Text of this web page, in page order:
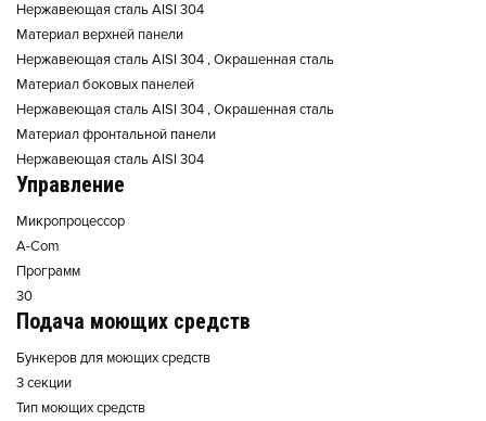
Нержавеющая сталь AISI 304
Материал верхней панели
Нержавеющая сталь AISI 304 , Окрашенная сталь
Материал боковых панелей
Нержавеющая сталь AISI 304 , Окрашенная сталь
Материал фронтальной панели
Нержавеющая сталь AISI 304
Управление
Микропроцессор
A-Com
Программ
30
Подача моющих средств
Бункеров для моющих средств
3 секции
Тип моющих средств